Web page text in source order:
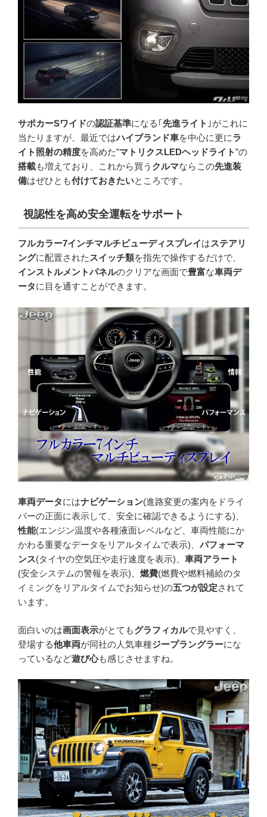
サポカーSワイドの認証基準になる｢先進ライト ｣がこれに
当たりますが、最近ではハイブランド車を中心に更にラ
イト照射の精度を高めた”マトリクスLEDヘッドライト”の
搭載も増えており、これから買う クルマならこの先進装
備はぜひとも付けておきたいところです。
視認性を高め安全運転をサポート
フルカラー7インチマルチビューディスプレイはステアリ
ングに配置された スイッチ類を指先で操作するだけで、
インストルメントパネルのクリアな画面で豊富な車両デ
ータに目を通すことができます。
車両データにはナビゲーション(進路変更の案内をドライ
バーの正面に表示して、安全に確認できるようにする)、
性能(エンジン温度や各種液面レベルなど、車両性能にか
かわる重要なデータをリアルタイムで表示)、 パフォーマ
ンス(タイヤの空気圧や走行速度を表示)、 車両アラート
(安全システムの警報を表示)、 燃費(燃費や燃料補給のタ
イミングをリアルタイムでお知らせ)の五つが設定されて
います。
面白いのは画面表示がとてもグラフィカルで見やすく、
登場する他車両が同社の人気車種ジープラングラーにな
っているなど遊び心も感じさせますね。